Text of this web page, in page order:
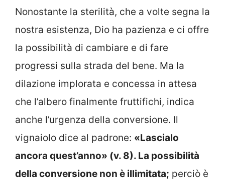
Nonostante la sterilità, che a volte segna la
nostra esistenza, Dio ha pazienza e ci offre
la possibilità di cambiare e di fare
progressi sulla strada del bene. Ma la
dilazione implorata e concessa in attesa
che l’albero finalmente fruttifichi, indica
anche l’urgenza della conversione. Il
vignaiolo dice al padrone: «Lascialo
ancora quest’anno» (v. 8). La possibilità
della conversione non è illimitata; perciò è